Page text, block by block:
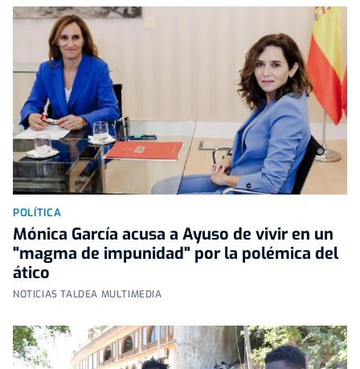
POLÍTICA
Mónica García acusa a Ayuso de vivir en un
"magma de impunidad" por la polémica del
ático
NOTICIAS TALDEA MULTIMEDIA